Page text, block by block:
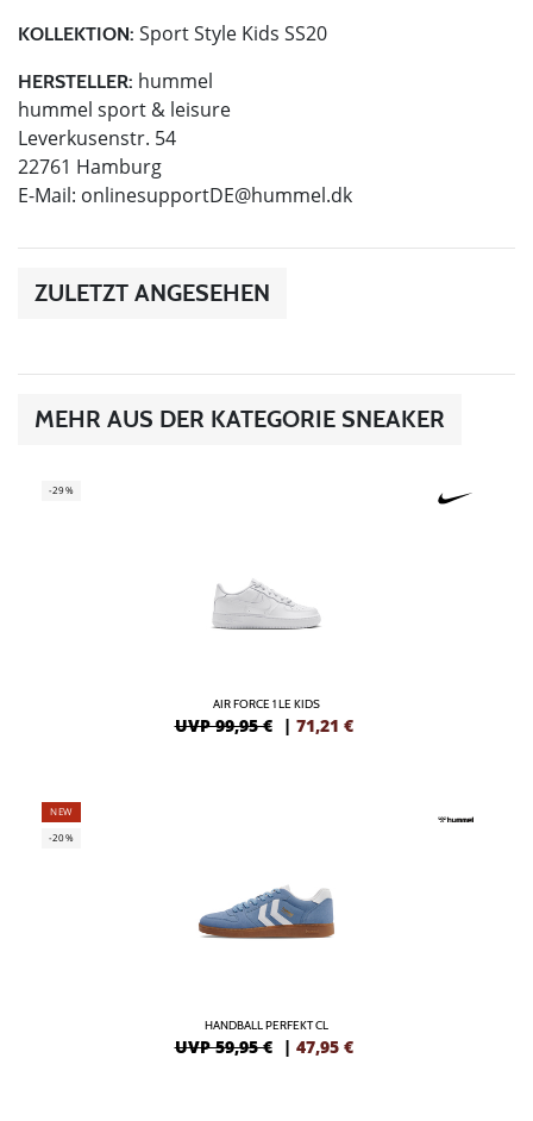
KOLLEKTION: Sport Style Kids SS20
HERSTELLER: hummel
hummel sport & leisure
Leverkusenstr. 54
22761 Hamburg
E-Mail: onlinesupportDE@hummel.dk
ZULETZT ANGESEHEN
MEHR AUS DER KATEGORIE SNEAKER
-29%
AIR FORCE 1 LE KIDS
UVP 99,95 € | 71,21 €
NEW
-20%
HANDBALL PERFEKT CL
UVP 59,95 € | 47,95 €